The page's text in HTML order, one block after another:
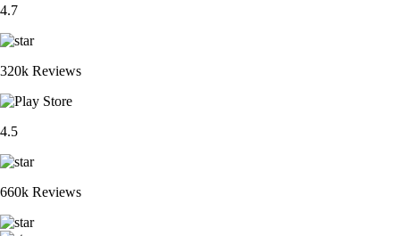
4.7
320k Reviews
4.5
660k Reviews